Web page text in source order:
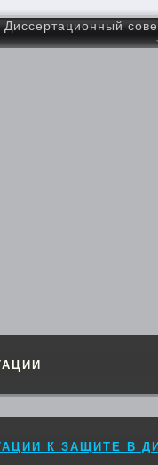
Диссертационный
К ЗАЩИТЕ В